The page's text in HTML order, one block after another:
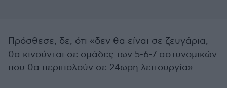
Πρόσθεσε, δε, ότι «δεν θα είναι σε ζευγάρια,
θα κινούνται σε ομάδες των 5-6-7 αστυνομικών
που θα περιπολούν σε 24ωρη λειτουργία»